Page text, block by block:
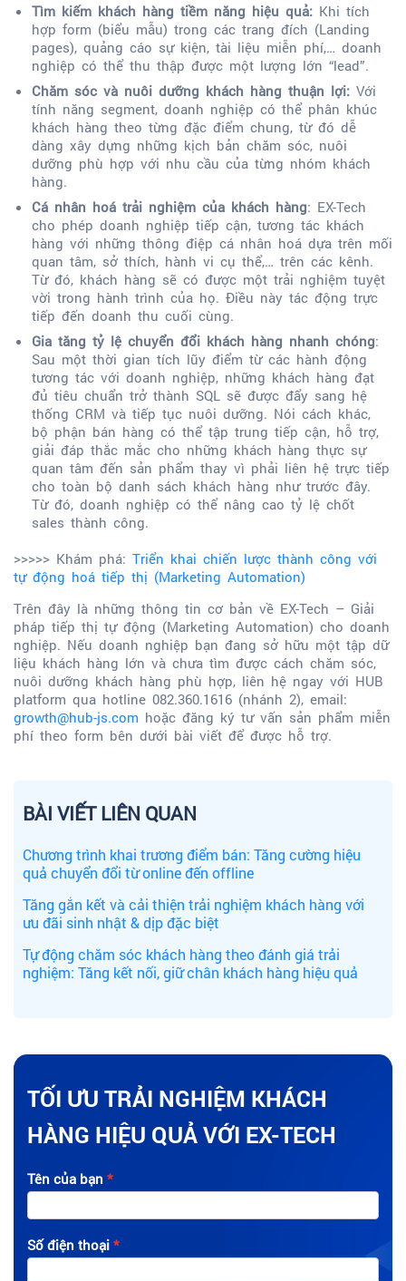
Tìm kiếm khách hàng tiềm năng hiệu quả: Khi tích
hợp form (biểu mẫu) trong các trang đích (Landing
pages), quảng cáo sự kiện, tài liệu miễn phí,… doanh
nghiệp có thể thu thập được một lượng lớn “lead”.
Chăm sóc và nuôi dưỡng khách hàng thuận lợi: Với
tính năng segment, doanh nghiệp có thể phân khúc
khách hàng theo từng đặc điểm chung, từ đó dễ
dàng xây dựng những kịch bản chăm sóc, nuôi
dưỡng phù hợp với nhu cầu của từng nhóm khách
hàng.
Cá nhân hoá trải nghiệm của khách hàng: EX-Tech
cho phép doanh nghiệp tiếp cận, tương tác khách
hàng với những thông điệp cá nhân hoá dựa trên mối
quan tâm, sở thích, hành vi cụ thể,… trên các kênh.
Từ đó, khách hàng sẽ có được một trải nghiệm tuyệt
vời trong hành trình của họ. Điều này tác động trực
tiếp đến doanh thu cuối cùng.
Gia tăng tỷ lệ chuyển đổi khách hàng nhanh chóng:
Sau một thời gian tích lũy điểm từ các hành động
tương tác với doanh nghiệp, những khách hàng đạt
đủ tiêu chuẩn trở thành SQL sẽ được đẩy sang hệ
thống CRM và tiếp tục nuôi dưỡng. Nói cách khác,
bộ phận bán hàng có thể tập trung tiếp cận, hỗ trợ,
giải đáp thắc mắc cho những khách hàng thực sự
quan tâm đến sản phẩm thay vì phải liên hệ trực tiếp
cho toàn bộ danh sách khách hàng như trước đây.
Từ đó, doanh nghiệp có thể nâng cao tỷ lệ chốt
sales thành công.
>>>>> Khám phá: Triển khai chiến lược thành công với
tự động hoá tiếp thị (Marketing Automation)
Trên đây là những thông tin cơ bản về EX-Tech – Giải
pháp tiếp thị tự động (Marketing Automation) cho doanh
nghiệp. Nếu doanh nghiệp bạn đang sở hữu một tập dữ
liệu khách hàng lớn và chưa tìm được cách chăm sóc,
nuôi dưỡng khách hàng phù hợp, liên hệ ngay với HUB
platform qua hotline 082.360.1616 (nhánh 2), email:
growth@hub-js.com hoặc đăng ký tư vấn sản phẩm miễn
phí theo form bên dưới bài viết để được hỗ trợ.
BÀI VIẾT LIÊN QUAN
Chương trình khai trương điểm bán: Tăng cường hiệu
quả chuyển đổi từ online đến offline
Tăng gắn kết và cải thiện trải nghiệm khách hàng với
ưu đãi sinh nhật & dịp đặc biệt
Tự động chăm sóc khách hàng theo đánh giá trải
nghiệm: Tăng kết nối, giữ chân khách hàng hiệu quả
TỐI ƯU TRẢI NGHIỆM KHÁCH
HÀNG HIỆU QUẢ VỚI EX-TECH
Tên của bạn
Số điện thoại